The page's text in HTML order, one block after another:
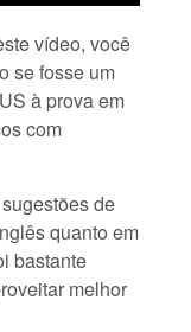
vídeo, você
se fosse um
à prova em
com
de
quanto em
bastante
melhor